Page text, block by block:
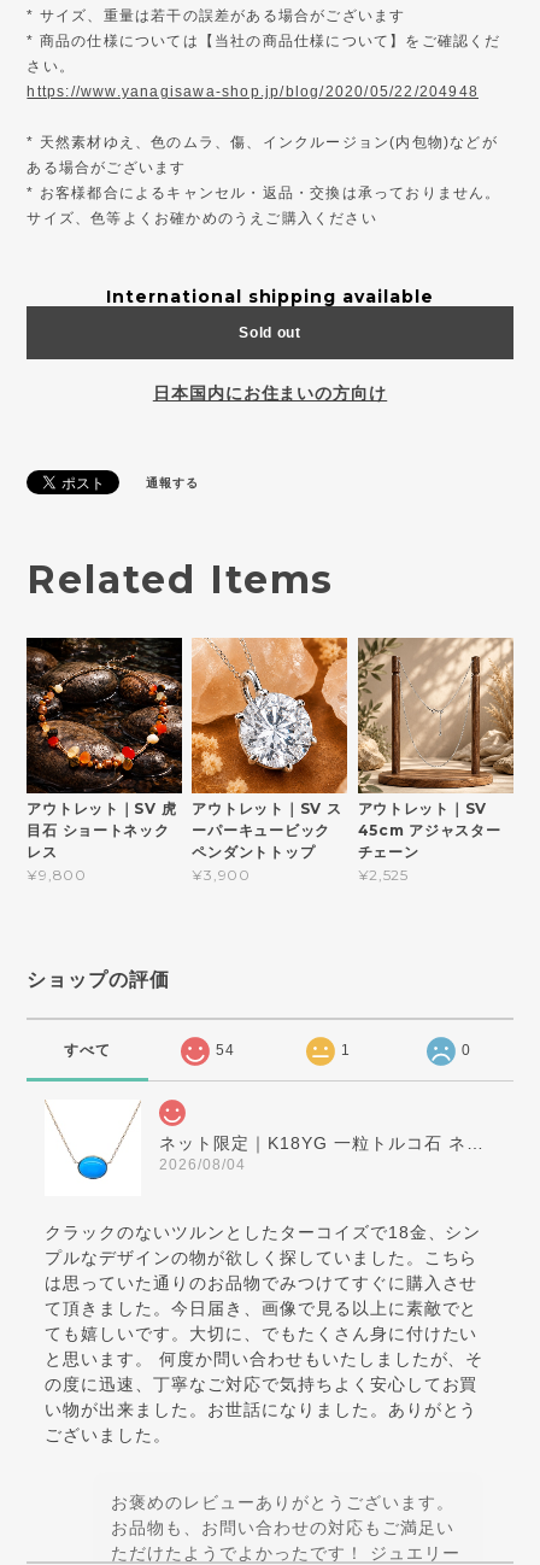
* サイズ、重量は若干の誤差がある場合がございます
* 商品の仕様については【当社の商品仕様について】をご確認くだ
さい。
https://www.yanagisawa-shop.jp/blog/2020/05/22/204948
* 天然素材ゆえ、色のムラ、傷、インクルージョン(内包物)などが
ある場合がございます
* お客様都合によるキャンセル・返品・交換は承っておりません。
サイズ、色等よくお確かめのうえご購入ください
International shipping available
Sold out
日本国内にお住まいの方向け
通報する
Related Items
アウトレット｜SV 虎
目石 ショートネック
レス
¥9,800
アウトレット｜SV ス
ーパーキュービック
ペンダントトップ
¥3,900
アウトレット｜SV
45cm アジャスター
チェーン
¥2,525
ショップの評価
すべて 54 1 0
2026/08/04
クラックのないツルンとしたターコイズで18金、シン
プルなデザインの物が欲しく探していました。こちら
は思っていた通りのお品物でみつけてすぐに購入させ
て頂きました。今日届き、画像で見る以上に素敵でと
ても嬉しいです。大切に、でもたくさん身に付けたい
と思います。 何度か問い合わせもいたしましたが、そ
の度に迅速、丁寧なご対応で気持ちよく安心してお買
い物が出来ました。お世話になりました。ありがとう
ございました。
お褒めのレビューありがとうございます。
お品物も、お問い合わせの対応もご満足い
ただけたようでよかったです！ ジュエリー